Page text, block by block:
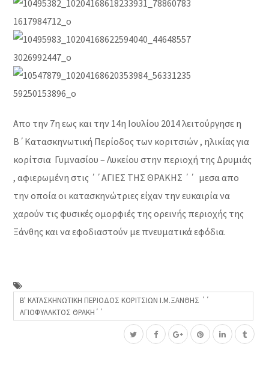
Απο την 7η εως και την 14η Ιουλίου 2014 λειτούργησε η
Β΄Κατασκηνωτική Περίοδος των κοριτσιών , ηλικίας για
κορίτσια Γυμνασίου – Λυκείου στην περιοχή της Δρυμιάς
, αφιερωμένη στις ΄΄ΑΓΙΕΣ ΤΗΣ ΘΡΑΚΗΣ ΄΄ μεσα απο
την οποία οι κατασκηνώτριες είχαν την ευκαιρία να
χαρούν τις φυσικές ομορφιές της ορεινής περιοχής της
Ξάνθης και να εφοδιαστούν με πνευματικά εφόδια.
Β' ΚΑΤΑΣΚΗΝΩΤΙΚΗ ΠΕΡΙΟΔΟΣ ΚΟΡΙΤΣΙΩΝ Ι.Μ.ΞΑΝΘΗΣ ΄΄
ΑΓΙΟΦΥΛΑΚΤΟΣ ΘΡΑΚΗ΄΄